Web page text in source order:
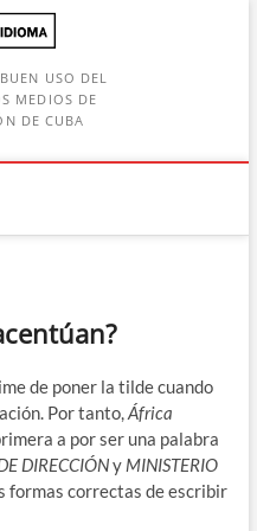
USO DEL
MEDIOS DE
DE CUBA
de poner la tilde cuando
Por tanto,África
a por ser una palabra
DIRECCIÓNy MINISTERIO
formas correctas de escribir